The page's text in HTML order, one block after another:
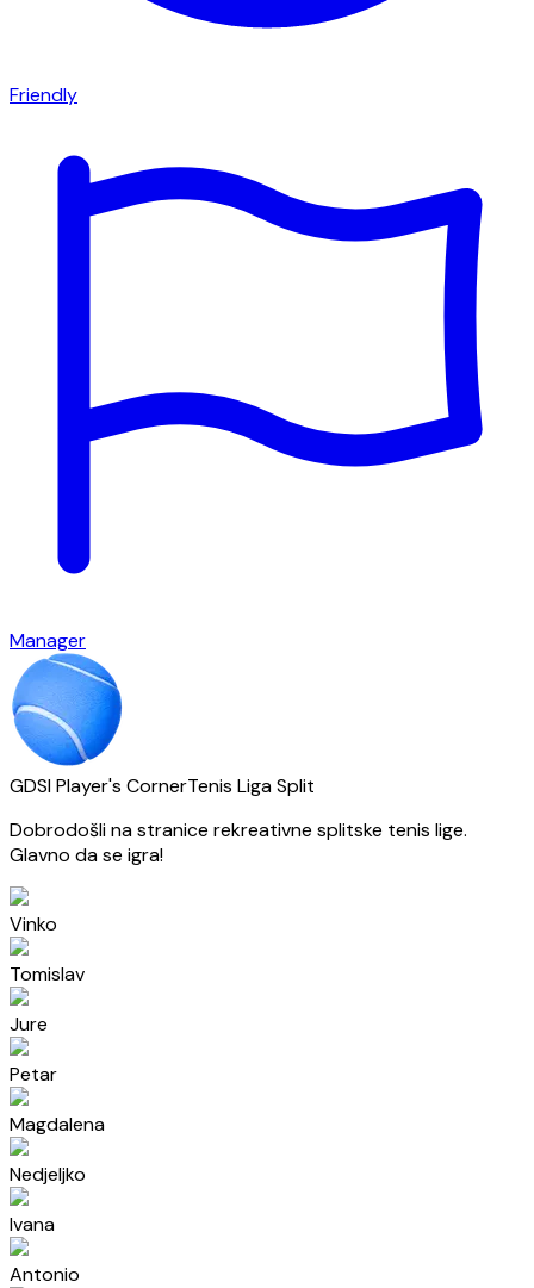
Friendly
Manager
GDSI Player's CornerTenis Liga Split
Dobrodošli na stranice rekreativne splitske tenis lige.
Glavno da se igra!
Vinko
Tomislav
Jure
Petar
Magdalena
Nedjeljko
Ivana
Antonio